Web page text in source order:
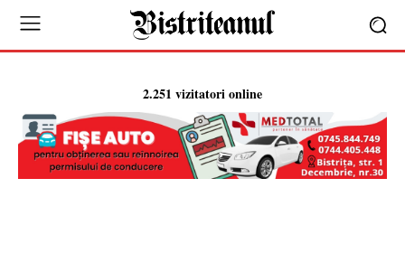
2.251 vizitatori online